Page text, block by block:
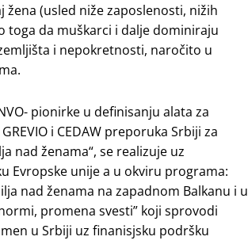
žena (usled niže zaposlenosti, nižih
toga da muškarci i dalje dominiraju
i nepokretnosti, naročito u
pionirke u definisanju alata za
i CEDAW preporuka Srbiji za
nad ženama“, se realizuje uz
Evropske unije a u okviru programa:
nad ženama na zapadnom Balkanu i u
promena svesti” koji sprovodi
u Srbiji uz finanisjsku podršku